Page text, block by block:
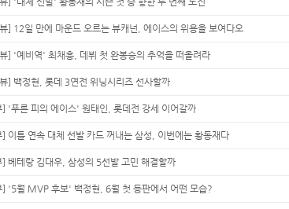
] 12일 만에 마운드 오르는 뷰캐넌, 에이스의 위용을 보여다오
] '예비역' 최채흥, 데뷔 첫 완봉승의 추억을 떠올려라
] 백정현, 롯데 3연전 위닝시리즈 선사할까
] '푸른 피의 에이스' 원태인, 롯데전 강세 이어갈까
] 이틀 연속 대체 선발 카드 꺼내는 삼성, 이번에는 황동재다
] 베테랑 김대우, 삼성의 5선발 고민 해결할까
] '5월 MVP 후보' 백정현, 6월 첫 등판에서 어떤 모습?